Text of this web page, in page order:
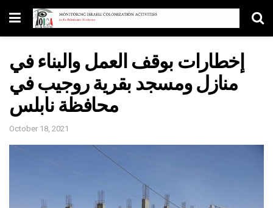
إخطارات بوقف العمل والبناء في
منازل ومسجد بقرية روجيب في
محافظة نابلس
October 18, 2021